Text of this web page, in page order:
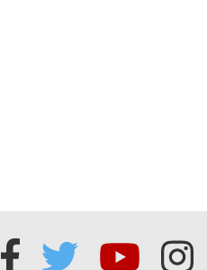
Acessar
Acessar